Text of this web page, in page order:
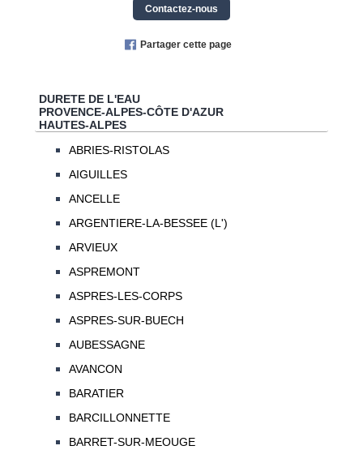
Contactez-nous
Partager cette page
DURETE DE L'EAU
PROVENCE-ALPES-CÔTE D'AZUR
HAUTES-ALPES
ABRIES-RISTOLAS
AIGUILLES
ANCELLE
ARGENTIERE-LA-BESSEE (L')
ARVIEUX
ASPREMONT
ASPRES-LES-CORPS
ASPRES-SUR-BUECH
AUBESSAGNE
AVANCON
BARATIER
BARCILLONNETTE
BARRET-SUR-MEOUGE